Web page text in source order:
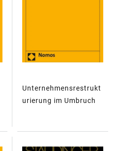
Unternehmensrestrukt
urierung im Umbruch